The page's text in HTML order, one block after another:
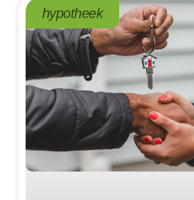
hypotheek